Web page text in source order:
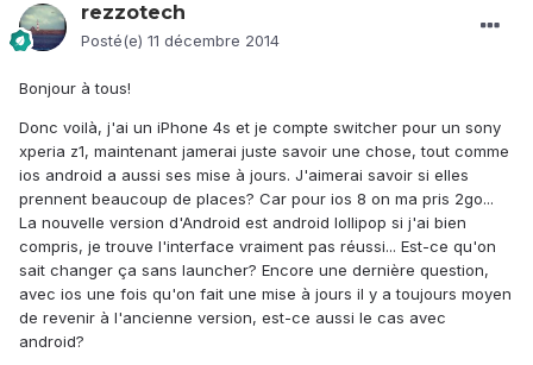
rezzotech
Posté(e) 11 décembre 2014
Bonjour à tous!
Donc voilà, j'ai un iPhone 4s et je compte switcher pour un sony
xperia z1, maintenant jamerai juste savoir une chose, tout comme
ios android a aussi ses mise à jours. J'aimerai savoir si elles
prennent beaucoup de places? Car pour ios 8 on ma pris 2go...
La nouvelle version d'Android est android lollipop si j'ai bien
compris, je trouve l'interface vraiment pas réussi... Est-ce qu'on
sait changer ça sans launcher? Encore une dernière question,
avec ios une fois qu'on fait une mise à jours il y a toujours moyen
de revenir à l'ancienne version, est-ce aussi le cas avec
android?